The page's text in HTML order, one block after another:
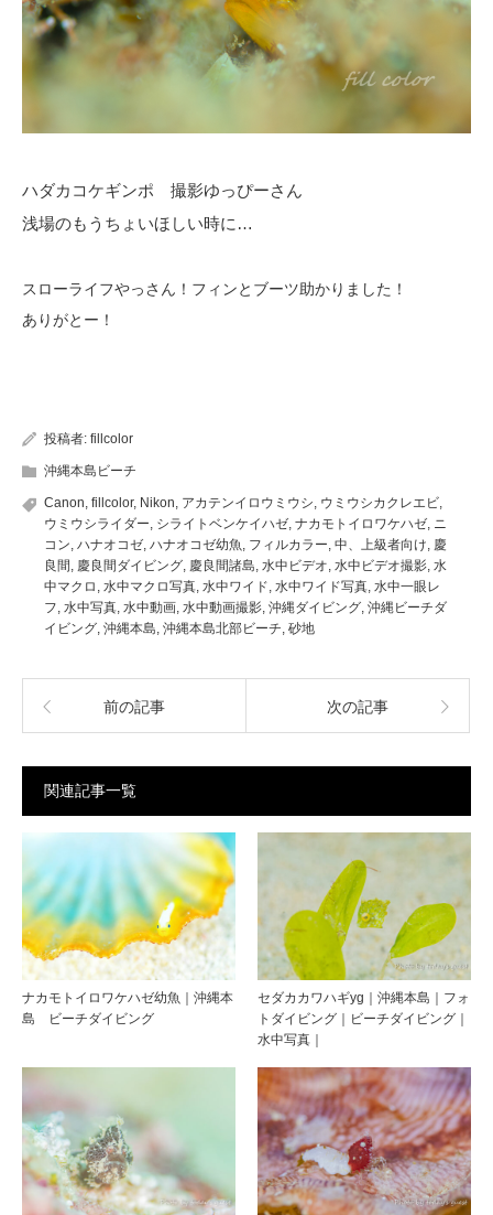
ハダカコケギンポ 撮影ゆっぴーさん
浅場のもうちょいほしい時に…
スローライフやっさん！フィンとブーツ助かりました！
ありがとー！
投稿者: fillcolor
沖縄本島ビーチ
Canon fillcolor, Nikon アカテンイロウミウシ ウミウシカクレエビ
ウミウシライダー シライトベンケイハゼ ナカモトイロワケハゼ ニ
コン ハナオコゼ ハナオコゼ幼魚 フィルカラー 中、上級者向け 慶
良間 慶良間ダイビング 慶良間諸島 水中ビデオ 水中ビデオ撮影 水
中マクロ 水中マクロ写真 水中ワイド 水中ワイド写真 水中一眼レ
フ 水中写真 水中動画 水中動画撮影 沖縄ダイビング 沖縄ビーチダ
イビング 沖縄本島 沖縄本島北部ビーチ 砂地
前の記事 次の記事
関連記事一覧
ナカモトイロワケハゼ幼魚｜沖縄本
島 ビーチダイビング
セダカカワハギyg｜沖縄本島｜フォ
トダイビング｜ビーチダイビング｜
水中写真｜